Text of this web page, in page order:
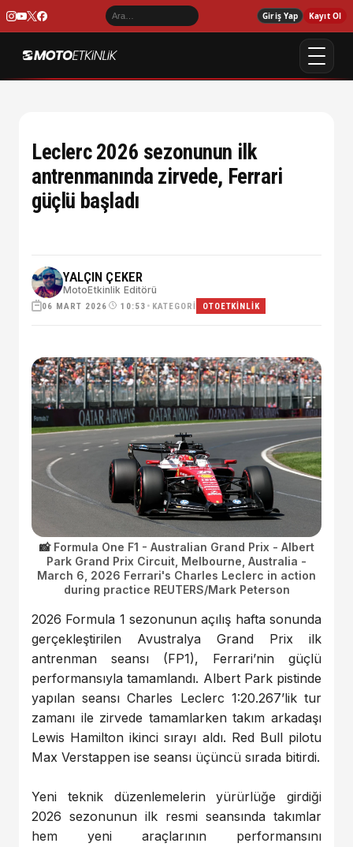
Giriş Yap Kayıt Ol
Leclerc 2026 sezonunun ilk
antrenmanında zirvede, Ferrari
güçlü başladı
YALÇIN ÇEKER
MotoEtkinlik Editörü
06 MART 2026 10:53 • KATEGORI OTOETKINLIK
Formula One F1 - Australian Grand Prix - Albert
Park Grand Prix Circuit, Melbourne, Australia -
March 6, 2026 Ferrari's Charles Leclerc in action
during practice REUTERS/Mark Peterson
2026 Formula 1 sezonunun açılış hafta sonunda
gerçekleştirilen Avustralya Grand Prix ilk
antrenman seansı (FP1), Ferrari’nin güçlü
performansıyla tamamlandı. Albert Park pistinde
yapılan seansı Charles Leclerc 1:20.267’lik tur
zamanı ile zirvede tamamlarken takım arkadaşı
Lewis Hamilton ikinci sırayı aldı. Red Bull pilotu
Max Verstappen ise seansı üçüncü sırada bitirdi.
Yeni teknik düzenlemelerin yürürlüğe girdiği
2026 sezonunun ilk resmi seansında takımlar
hem yeni araçlarının performansını